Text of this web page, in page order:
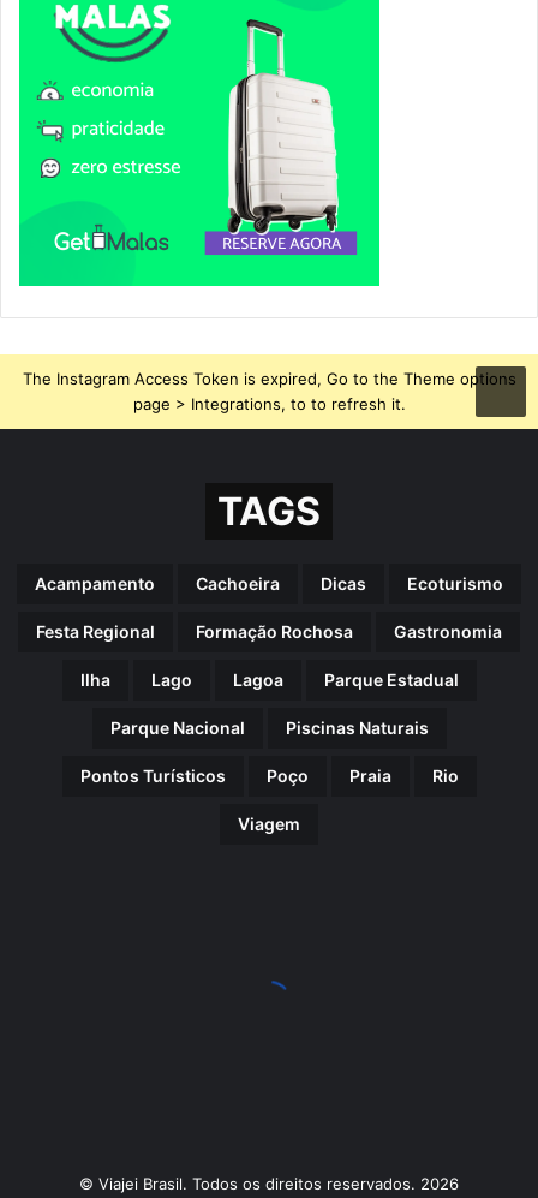
The Instagram Access Token is expired, Go to the Theme options
page > Integrations, to to refresh it.
TAGS
Acampamento Cachoeira Dicas Ecoturismo
Festa Regional Formação Rochosa Gastronomia
Ilha Lago Lagoa Parque Estadual
Parque Nacional Piscinas Naturais
Pontos Turísticos Poço Praia Rio
Viagem
© Viajei Brasil. Todos os direitos reservados. 2026